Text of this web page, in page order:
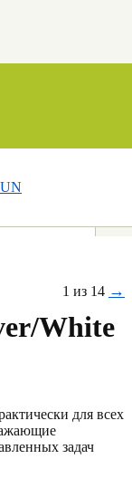
1 из 14 →
White
для всех
задач